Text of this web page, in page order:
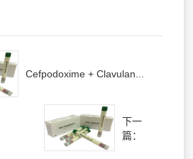
Cefpodoxime + Clavulan...
下一
篇：